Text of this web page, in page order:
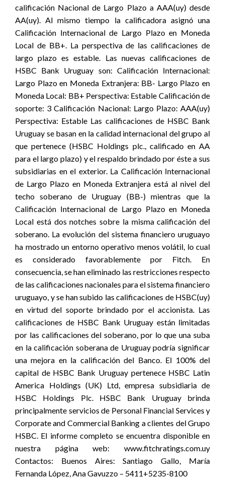
calificación Nacional de Largo Plazo a AAA(uy) desde
AA(uy). Al mismo tiempo la calificadora asignó una
Calificación Internacional de Largo Plazo en Moneda
Local de BB+. La perspectiva de las calificaciones de
largo plazo es estable. Las nuevas calificaciones de
HSBC Bank Uruguay son: Calificación Internacional:
Largo Plazo en Moneda Extranjera: BB- Largo Plazo en
Moneda Local: BB+ Perspectiva: Estable Calificación de
soporte: 3 Calificación Nacional: Largo Plazo: AAA(uy)
Perspectiva: Estable Las calificaciones de HSBC Bank
Uruguay se basan en la calidad internacional del grupo al
que pertenece (HSBC Holdings plc., calificado en AA
para el largo plazo) y el respaldo brindado por éste a sus
subsidiarias en el exterior. La Calificación Internacional
de Largo Plazo en Moneda Extranjera está al nivel del
techo soberano de Uruguay (BB-) mientras que la
Calificación Internacional de Largo Plazo en Moneda
Local está dos notches sobre la misma calificación del
soberano. La evolución del sistema financiero uruguayo
ha mostrado un entorno operativo menos volátil, lo cual
es considerado favorablemente por Fitch. En
consecuencia, se han eliminado las restricciones respecto
de las calificaciones nacionales para el sistema financiero
uruguayo, y se han subido las calificaciones de HSBC(uy)
en virtud del soporte brindado por el accionista. Las
calificaciones de HSBC Bank Uruguay están limitadas
por las calificaciones del soberano, por lo que una suba
en la calificación soberana de Uruguay podría significar
una mejora en la calificación del Banco. El 100% del
capital de HSBC Bank Uruguay pertenece HSBC Latin
America Holdings (UK) Ltd, empresa subsidiaria de
HSBC Holdings Plc. HSBC Bank Uruguay brinda
principalmente servicios de Personal Financial Services y
Corporate and Commercial Banking a clientes del Grupo
HSBC. El informe completo se encuentra disponible en
nuestra página web: www.fitchratings.com.uy
Contactos: Buenos Aires: Santiago Gallo, María
Fernanda López, Ana Gavuzzo – 5411+5235-8100